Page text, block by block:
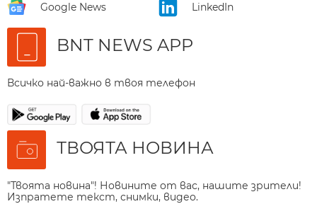
Google News LinkedIn
BNT NEWS APP
Всичко най-важно в твоя телефон
ТВОЯТА НОВИНА
"Твоята новина"! Новините от вас, нашите зрители!
Изпратете текст, снимки, видео.